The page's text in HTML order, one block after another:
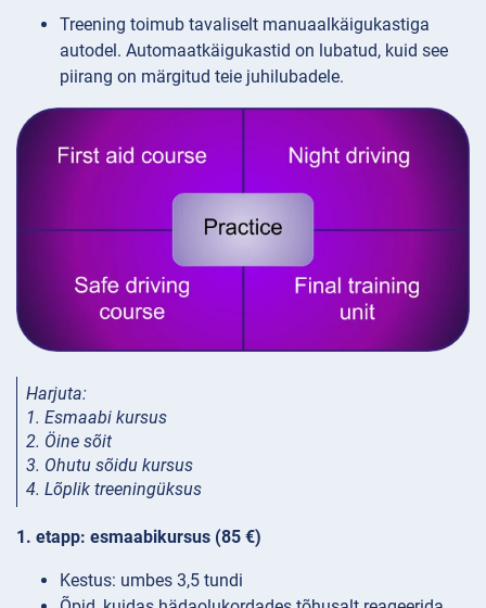
Treening toimub tavaliselt manuaalkäigukastiga
autodel. Automaatkäigukastid on lubatud, kuid see
piirang on märgitud teie juhilubadele.
Harjuta:
1. Esmaabi kursus
2. Öine sõit
3. Ohutu sõidu kursus
4. Lõplik treeningüksus
1. etapp: esmaabikursus (85 €)
Kestus: umbes 3,5 tundi